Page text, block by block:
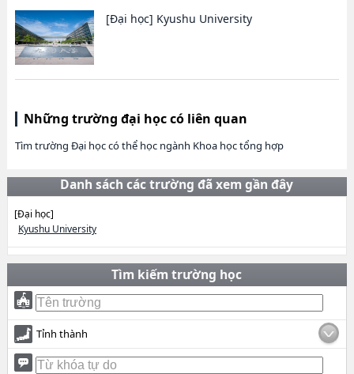
[Đại học] Kyushu University
Những trường đại học có liên quan
Tìm trường Đại học có thể học ngành Khoa học tổng hợp
Danh sách các trường đã xem gần đây
[Đại học]
Kyushu University
Tìm kiếm trường học
Tỉnh thành